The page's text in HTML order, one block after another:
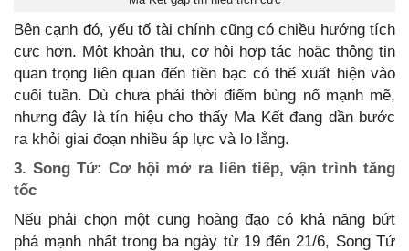
Bên cạnh đó, yếu tố tài chính cũng có chiều hướng tích
cực hơn. Một khoản thu, cơ hội hợp tác hoặc thông tin
quan trọng liên quan đến tiền bạc có thể xuất hiện vào
cuối tuần. Dù chưa phải thời điểm bùng nổ mạnh mẽ,
nhưng đây là tín hiệu cho thấy Ma Kết đang dần bước
ra khỏi giai đoạn nhiều áp lực và lo lắng.
3. Song Tử: Cơ hội mở ra liên tiếp, vận trình tăng
tốc
Nếu phải chọn một cung hoàng đạo có khả năng bứt
phá mạnh nhất trong ba ngày từ 19 đến 21/6, Song Tử